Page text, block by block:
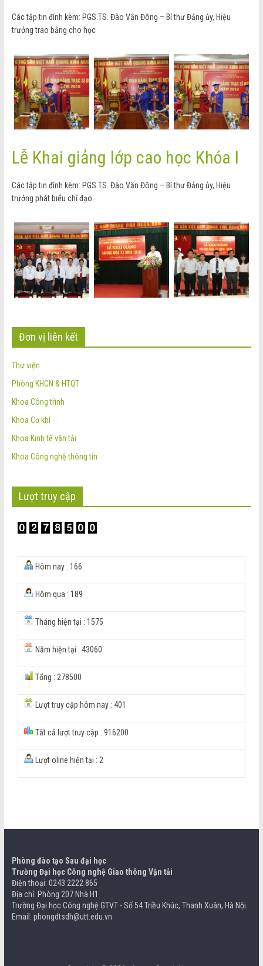
Các tập tin đính kèm: PGS.TS. Đào Văn Đông – Bí thư Đảng ủy, Hiệu
trưởng trao bằng cho học
Lễ Khai giảng lớp cao học Khóa I
Các tập tin đính kèm: PGS.TS. Đào Văn Đông – Bí thư Đảng ủy, Hiệu
trưởng phát biểu chỉ đạo
Đơn vị liên kết
Thư viện
Phòng KHCN & HTQT
Khoa Công trình
Khoa Cơ khí
Khoa Kinh tế vận tải
Khoa Công nghệ thông tin
Lượt truy cập
Hôm nay : 166
Hôm qua : 189
Tháng hiện tại : 1575
Năm hiện tại : 43060
Tổng : 278500
Lượt truy cập hôm nay : 401
Tất cả lượt truy cập : 916200
Lượt oline hiện tại : 2
Phòng đào tạo Sau đại học
Trường Đại học Công nghệ Giao thông Vận tải
Điện thoại: 0243 2222 865
Địa chỉ: Phòng 207 Nhà H1
Trường Đại học Công nghệ GTVT - Số 54 Triều Khúc, Thanh Xuân, Hà Nội.
Email: phongdtsdh@utt.edu.vn